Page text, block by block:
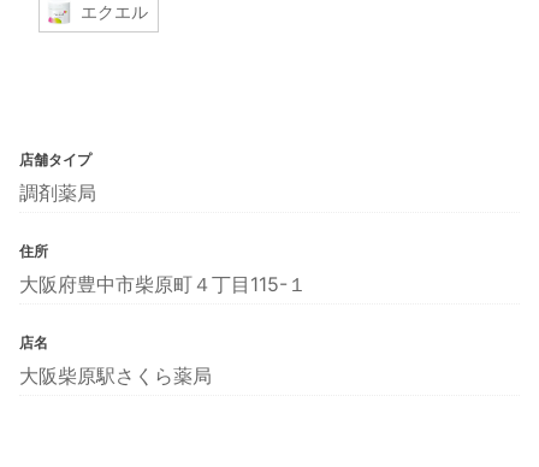
エクエル
店舗タイプ
調剤薬局
住所
大阪府豊中市柴原町４丁目115-１
店名
大阪柴原駅さくら薬局